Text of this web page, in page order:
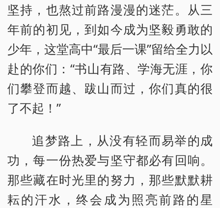
坚持，也熬过前路漫漫的迷茫。从三
年前的初见，到如今成为坚毅勇敢的
少年，这堂高中“最后一课”留给全力以
赴的你们：“书山有路、学海无涯，你
们攀登而越、跋山而过，你们真的很
了不起！”
追梦路上，从没有轻而易举的成
功，每一份热爱与坚守都必有回响。
那些藏在时光里的努力，那些默默耕
耘的汗水，终会成为照亮前路的星